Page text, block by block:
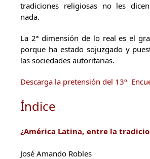
tradiciones religiosas no les
nada.
La 2ª dimensión de lo real es el
porque ha estado sojuzgado y
las sociedades autoritarias.
Descarga la pretensión del 13º
Índice
¿América Latina, entre la
José Amando Robles